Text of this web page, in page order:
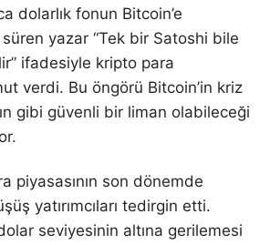
dolarlık fonun Bitcoin’e
yazar “Tek bir Satoshi bile
ifadesiyle kripto para
verdi. Bu öngörü Bitcoin’in kriz
gibi güvenli bir liman olabileceği
piyasasının son dönemde
yatırımcıları tedirgin etti.
seviyesinin altına gerilemesi